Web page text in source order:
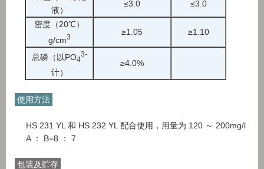
液）
≤3.0 ≤3.0
密度（20℃）
g/cm3
≥1.05 ≥1.10
总磷（以PO4
3-
计）
≥4.0%
使用方法
HS 231 YL 和 HS 232 YL 配合使用，用量为 120 ～ 200mg/l
A ： B=8 ： 7
包装及贮存